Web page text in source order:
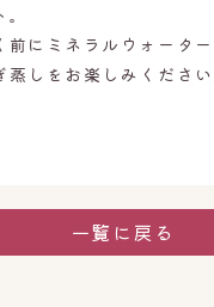
前にミネラルウォータ
しをお楽しみください
一覧に戻る